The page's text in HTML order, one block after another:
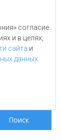
согласие
и в целях,
сайта и
данных